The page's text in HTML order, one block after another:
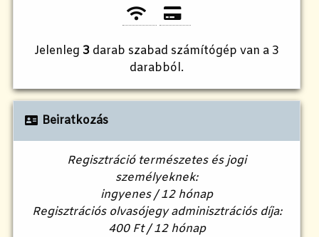
Jelenleg 3 darab szabad számítógép van a 3
darabból.
Beiratkozás
Regisztráció természetes és jogi
személyeknek:
ingyenes / 12 hónap
Regisztrációs olvasójegy adminisztrációs díja:
400 Ft / 12 hónap